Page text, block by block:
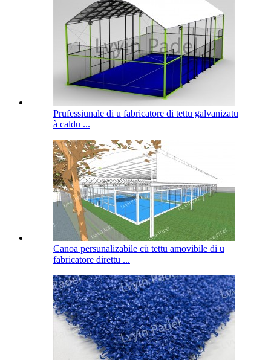
Prufessiunale di u fabricatore di tettu galvanizatu
à caldu ...
Canoa persunalizabile cù tettu amovibile di u
fabricatore direttu ...